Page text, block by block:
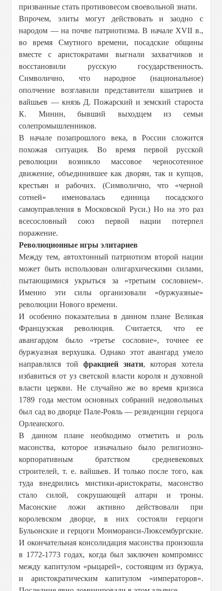
призванные стать противовесом своевольной знати.
Впрочем, элиты могут действовать и заодно с
народом — на почве патриотизма. В начале XVII в.,
во время Смутного времени, посадские общины
вместе с аристократами выгнали захватчиков и
восстановили русскую государственность.
Символично, что народное (национальное)
ополчение возглавили представители кшатриев и
вайшьев — князь Д. Пожарский и земский староста
К. Минин, бывший выходцем из семьи
солепромышленников.
В начале позапрошлого века, в России сложится
похожая ситуация. Во время первой русской
революции возникло массовое черносотенное
движение, объединившее как дворян, так и купцов,
крестьян и рабочих. (Символично, что «черной
сотней» именовалась единица посадского
самоуправления в Московской Руси.) Но на это раз
всесословный союз первой нации потерпел
поражение.
Революционные игры элитариев
Между тем, автохтонный патриотизм второй нации
может быть использован олигархическими силами,
пытающимися укрыться за «третьим сословием».
Именно эти силы организовали «буржуазные»
революции Нового времени.
И особенно показательна в данном плане Великая
Французская революция. Считается, что ее
авангардом было «третье сословие», точнее ее
буржуазная верхушка. Однако этот авангард умело
направлялся той фракцией знати, которая хотела
избавиться от уз светской власти короля и духовной
власти церкви. Не случайно же во время кризиса
1789 года местом основных собраний недовольных
был сад во дворце Пале-Рояль — резиденции герцога
Орлеанского.
В данном плане необходимо отметить и роль
масонства, которое изначально было религиозно-
корпоративным братством средневековых
строителей, т. е. вайшьев. И только после того, как
туда внедрились мистики-аристократы, масонство
стало силой, сокрушающей алтари и троны.
Масонские ложи активно действовали при
королевском дворце, в них состояли герцоги
Бульонские и герцоги Монморанси-Люксембургские.
И окончательная консолидация масонства произошла
в 1772-1773 годах, когда был заключен компромисс
между капитулом «рыцарей», состоящим из буржуа,
и аристократическим капитулом «императоров».